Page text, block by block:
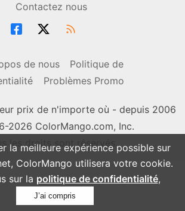
la meilleure expérience possible sur
ColorMango utilisera votre cookie.
sur la politique de confidentialité,
J’ai compris
Contactez nous
de nous
Politique de
Problèmes Promo
prix de n'importe où - depuis 2006
2026 ColorMango.com, Inc.
les droits sont réservés.